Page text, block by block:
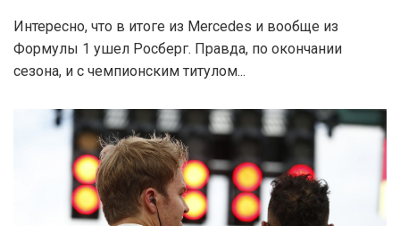
Интересно, что в итоге из Mercedes и вообще из
Формулы 1 ушел Росберг. Правда, по окончании
сезона, и с чемпионским титулом...